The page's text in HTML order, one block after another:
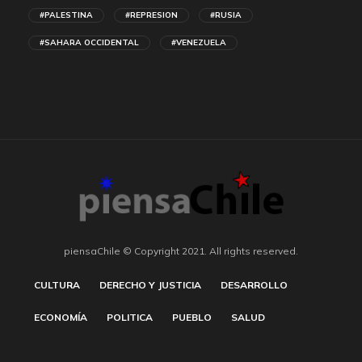
#PALESTINA #REPRESION #RUSIA
#SAHARA OCCIDENTAL #VENEZUELA
piensaChile © Copyright 2021. All rights reserved.
CULTURA DERECHO Y JUSTICIA DESARROLLO
ECONOMÍA POLITICA PUEBLO SALUD